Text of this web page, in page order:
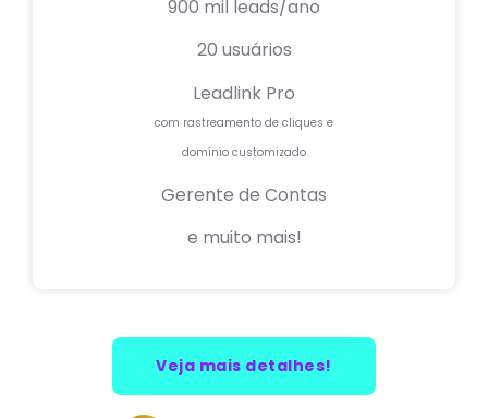
900 mil leads/ano
20 usuários
Leadlink Pro
com rastreamento de cliques e
domínio customizado
Gerente de Contas
e muito mais!
Veja mais detalhes!